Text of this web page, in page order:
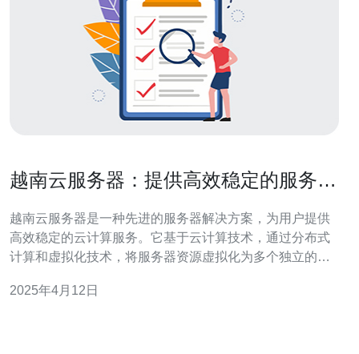
越南云服务器：提供高效稳定的服务器
越南云服务器是一种先进的服务器解决方案，为用户提供
高效稳定的云计算服务。它基于云计算技术，通过分布式
计算和虚拟化技术，将服务器资源虚拟化为多个独立的虚
云服务器的特点和优势，以及如何选择适合自己的云服务
2025年4月12日